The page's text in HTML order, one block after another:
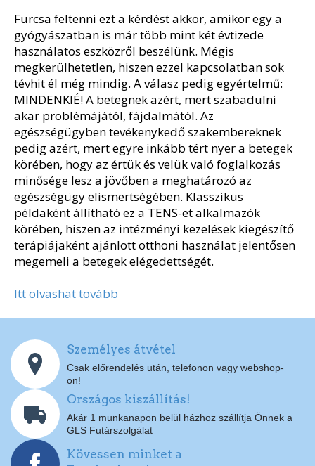
Furcsa feltenni ezt a kérdést akkor, amikor egy a
gyógyászatban is már több mint két évtizede
használatos eszközről beszélünk. Mégis
megkerülhetetlen, hiszen ezzel kapcsolatban sok
tévhit él még mindig. A válasz pedig egyértelmű:
MINDENKIÉ! A betegnek azért, mert szabadulni
akar problémájától, fájdalmától. Az
egészségügyben tevékenykedő szakembereknek
pedig azért, mert egyre inkább tért nyer a betegek
körében, hogy az értük és velük való foglalkozás
minősége lesz a jövőben a meghatározó az
egészségügy elismertségében. Klasszikus
példaként állítható ez a TENS-et alkalmazók
körében, hiszen az intézményi kezelések kiegészítő
terápiájaként ajánlott otthoni használat jelentősen
megemeli a betegek elégedettségét.
Itt olvashat tovább
Személyes átvétel
Csak előrendelés után, telefonon vagy webshop-
on!
Országos kiszállítás!
Akár 1 munkanapon belül házhoz szállítja Önnek a
GLS Futárszolgálat
Kövessen minket a